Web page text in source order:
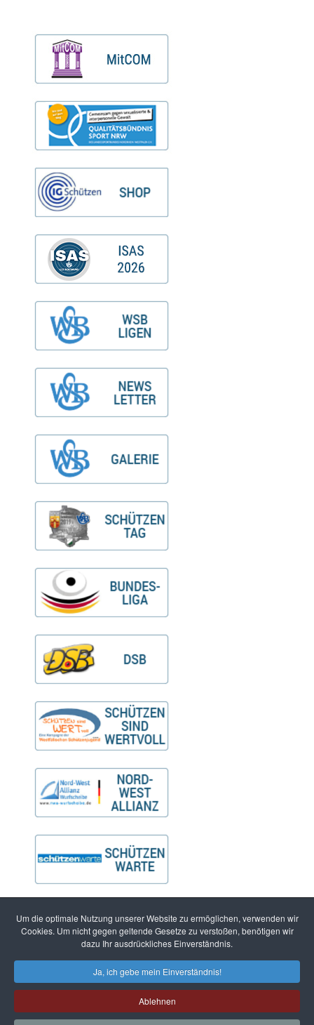
Um die optimale Nutzung unserer Website zu ermöglichen, verwenden wir
Cookies. Um nicht gegen geltende Gesetze zu verstoßen, benötigen wir
dazu Ihr ausdrückliches Einverständnis.
Ja, ich gebe mein Einverständnis!
Ablehnen
© 2026 Westfälischer Schützenbund 1861 e.V.